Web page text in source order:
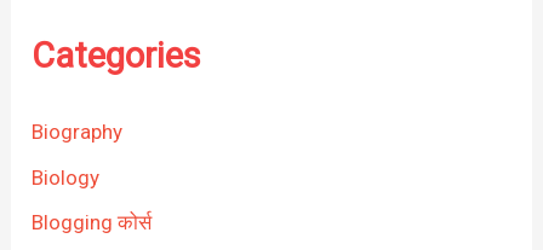
Categories
Biography
Biology
Blogging कोर्स